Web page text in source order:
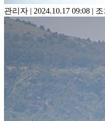
관리자 | 2024.10.17 09:08 | 조